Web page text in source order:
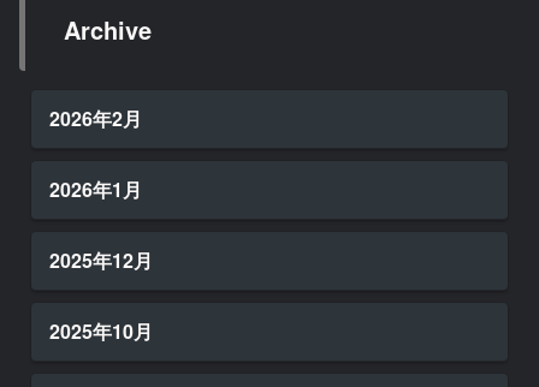
Archive
2026年2月
2026年1月
2025年12月
2025年10月